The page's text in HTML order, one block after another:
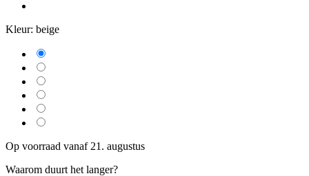
Kleur: beige
Op voorraad vanaf 21. augustus
Waarom duurt het langer?